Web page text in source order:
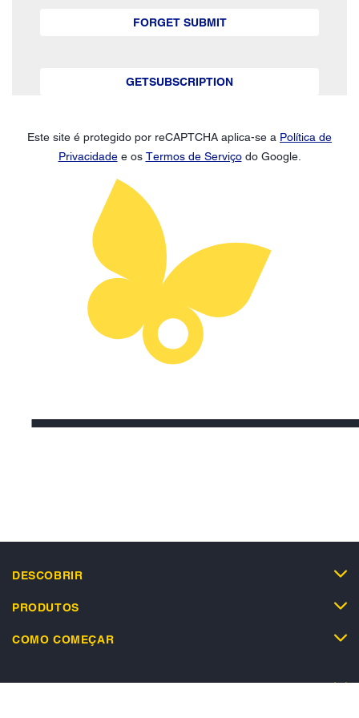
FORGET SUBMIT
GETSUBSCRIPTION
Este site é protegido por reCAPTCHA aplica-se a Política de
Privacidadee os Termos de Serviçodo Google.
DESCOBRIR
PRODUTOS
COMO COMEÇAR
SUPORTE